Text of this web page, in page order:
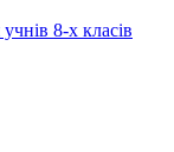
8-х класів